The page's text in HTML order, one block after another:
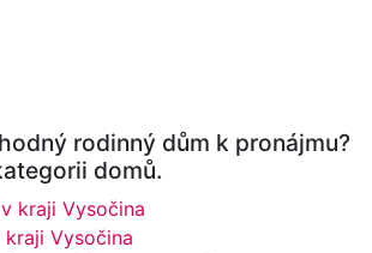
rodinný dům k pronájmu?
domů.
kraji Vysočina
Vysočina